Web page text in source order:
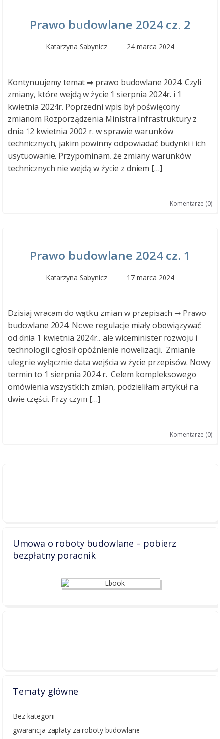
Prawo budowlane 2024 cz. 2
Katarzyna Sabynicz 24 marca 2024
Kontynuujemy temat ➡ prawo budowlane 2024. Czyli
zmiany, które wejdą w życie 1 sierpnia 2024r. i 1
kwietnia 2024r. Poprzedni wpis był poświęcony
zmianom Rozporządzenia Ministra Infrastruktury z
dnia 12 kwietnia 2002 r. w sprawie warunków
technicznych, jakim powinny odpowiadać budynki i ich
usytuowanie. Przypominam, że zmiany warunków
technicznych nie wejdą w życie z dniem […]
Komentarze (0)
Prawo budowlane 2024 cz. 1
Katarzyna Sabynicz 17 marca 2024
Dzisiaj wracam do wątku zmian w przepisach ➡ Prawo
budowlane 2024. Nowe regulacje miały obowiązywać
od dnia 1 kwietnia 2024r., ale wiceminister rozwoju i
technologii ogłosił opóźnienie nowelizacji. Zmianie
ulegnie wyłącznie data wejścia w życie przepisów. Nowy
termin to 1 sierpnia 2024 r. Celem kompleksowego
omówienia wszystkich zmian, podzieliłam artykuł na
dwie części. Przy czym […]
Komentarze (0)
Umowa o roboty budowlane – pobierz
bezpłatny poradnik
Tematy główne
Bez kategorii
gwarancja zapłaty za roboty budowlane